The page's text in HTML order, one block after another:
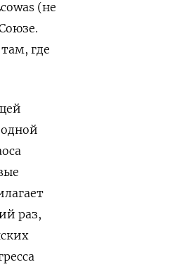
(не
где
раз,